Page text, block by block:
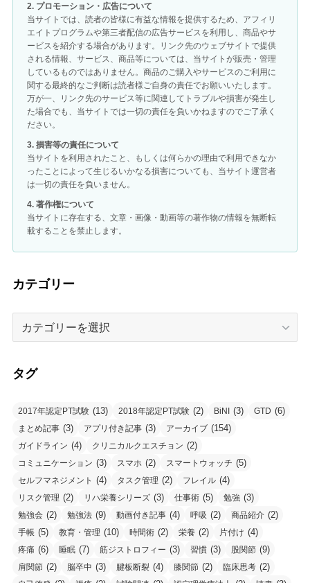
2. プロモーション・広告について
当サイトでは、読者の皆様に有益な情報を提供するため、アフィリ
エイトプログラムや第三者配信の広告サービスを利用し、商品やサ
ービスを紹介する場合があります。リンク先のウェブサイトで提供
される情報、サービス、商品等については、当サイトが販売・管理
しているものではありません。商品のご購入やサービスのご利用に
関する最終的なご判断は読者様ご自身の責任でお願いいたします。
万が一、リンク先のサービス等に関連してトラブルや損害が発生し
た場合でも、当サイトでは一切の責任を負いかねますのでご了承く
ださい。
3. 損害等の責任について
当サイトを利用されたこと、もしくは何らかの理由で利用できなか
ったことによって生じるいかなる損害についても、当サイト運営者
は一切の責任を負いません。
4. 著作権について
当サイトに存在する、文章・画像・動画等の著作物の情報を無断転
載することを禁止します。
カテゴリー
リ
タグ
2017年認定PT試験 (13) 2018年認定PT試験 (2) BiNI (3) GTD (6)
まとめ記事 (3) アプリ付き記事 (3) アーカイブ (154)
ガイドライン (4) クリニカルクエスチョン (2)
コミュニケーション (3) スマホ (2) スマートウォッチ (5)
セルフマネジメント (4) タスク管理 (2) フレイル (4)
リスク管理 (2) リハ栄養シリーズ (3) 仕事術 (5) 勉強 (3)
勉強会 (2) 勉強法 (9) 動画付き記事 (4) 呼吸 (2) 商品紹介 (2)
手帳 (5) 教育・管理 (10) 時間術 (2) 栄養 (2) 片付け (4)
疼痛 (6) 睡眠 (7) 筋ジストロフィー (3) 習慣 (3) 股関節 (9)
肩関節 (2) 脳卒中 (3) 腱板断裂 (4) 膝関節 (2) 臨床思考 (2)